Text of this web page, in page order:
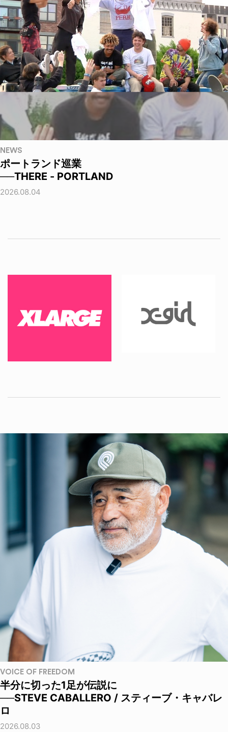
NEWS
ポートランド巡業
──THERE - PORTLAND
2026.08.04
VOICE OF FREEDOM
半分に切った1足が伝説に
──STEVE CABALLERO / スティーブ・キャバレ
ロ
2026.08.03